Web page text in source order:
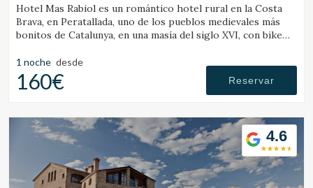
Hotel Mas Rabiol es un romántico hotel rural en la Costa
Brava, en Peratallada, uno de los pueblos medievales más
bonitos de Catalunya, en una masía del siglo XVI, con bike
1 noche desde
160€ Reservar
4.6